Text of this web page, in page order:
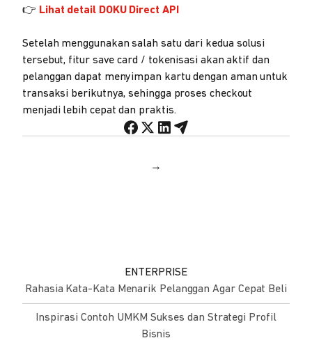
👉 Lihat detail DOKU Direct API
Setelah menggunakan salah satu dari kedua solusi
tersebut, fitur save card / tokenisasi akan aktif dan
pelanggan dapat menyimpan kartu dengan aman untuk
transaksi berikutnya, sehingga proses checkout
menjadi lebih cepat dan praktis.
→
ENTERPRISE
Rahasia Kata-Kata Menarik Pelanggan Agar Cepat Beli
Inspirasi Contoh UMKM Sukses dan Strategi Profil
Bisnis